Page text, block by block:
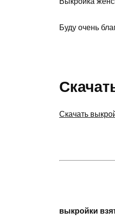
Буду очень
Скачать
выкройки